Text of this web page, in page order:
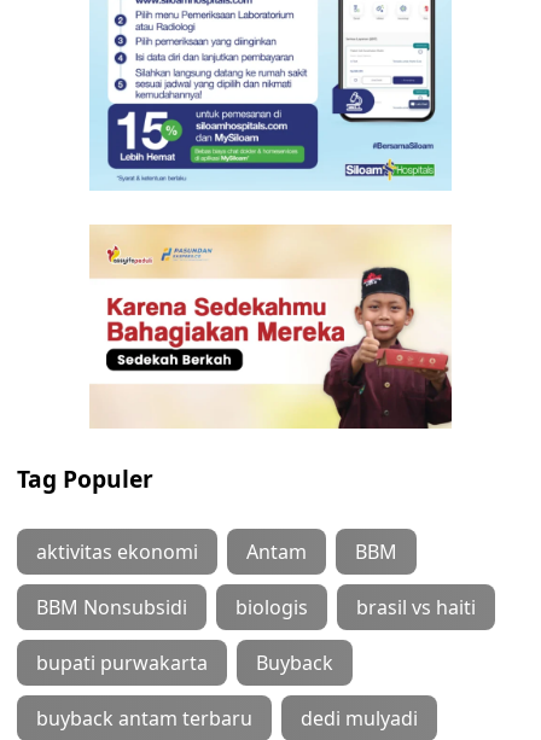
Tag Populer
aktivitas ekonomi Antam BBM
BBM Nonsubsidi biologis brasil vs haiti
bupati purwakarta Buyback
buyback antam terbaru dedi mulyadi